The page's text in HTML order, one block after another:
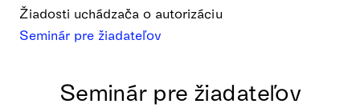
Žiadosti uchádzača o autorizáciu
Seminár pre žiadateľov
Seminár pre žiadateľov